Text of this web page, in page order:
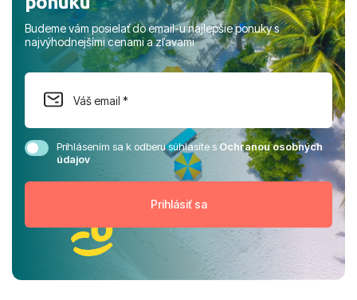
Budeme vám posielať do email-u najlepšie ponuky s
najvýhodnejšími cenami a zľavami
Prihlásením sa k odberu súhlasíte sOchranou osobných
údajov